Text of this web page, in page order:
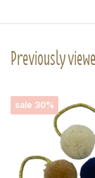
Previously
sale 30%